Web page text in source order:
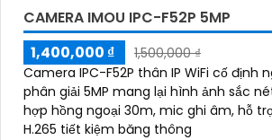
CAMERA IMOU IPC-F52P 5MP
1,400,000 ₫
1,500,000 ₫
Camera IPC-F52P thân IP WiFi cố định
phân giải 5MP mang lại hình ảnh sắc
hợp hồng ngoại 30m, mic ghi âm, hỗ
H.265 tiết kiệm băng thông